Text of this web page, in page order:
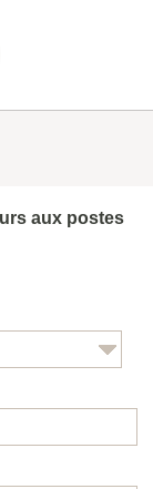
aux postes